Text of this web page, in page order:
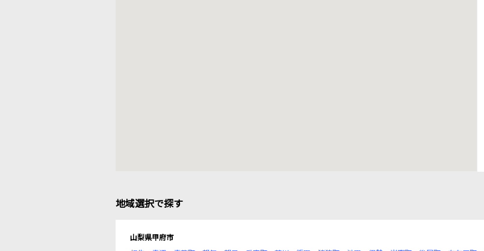
地域選択で探す
山梨県甲府市